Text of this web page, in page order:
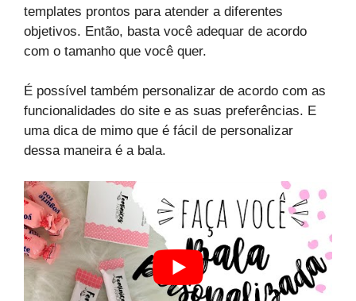
templates prontos para atender a diferentes
objetivos. Então, basta você adequar de acordo
com o tamanho que você quer.
É possível também personalizar de acordo com as
funcionalidades do site e as suas preferências. E
uma dica de mimo que é fácil de personalizar
dessa maneira é a bala.